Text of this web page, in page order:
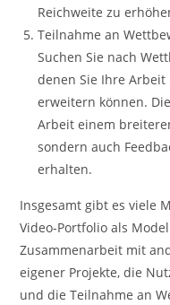
Reichweite zu
Teilnahme an
Suchen Sie nach
denen Sie Ihre
erweitern können.
Arbeit einem
sondern auch
erhalten.
Insgesamt gibt es viele
Video-Portfolio als
Zusammenarbeit mit
eigener Projekte, die
und die Teilnahme an